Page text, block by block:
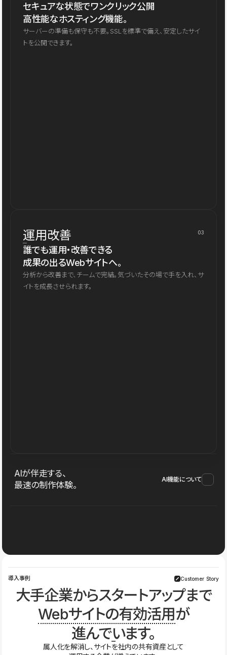
セキュアな状態でワンクリック公開
高性能なホスティング機能。
サーバーの準備も保守も不要。SSLを標準で備え、安定したサイ
トを公開できます。
運用改善 03
誰でも運用・改善できる
成果の出るWebサイトへ。
分析から改善まで、チームで完結。気づいたその場で手を入れ、サ
イトを成長させられます。
AIが伴走する、
最速の制作体験。
AI機能について
導入事例 Customer Story
大手企業からスタートアップまで
Webサイトの有効活用が
進んでいます。
属人化を解消し、サイトを社内の共有資産として